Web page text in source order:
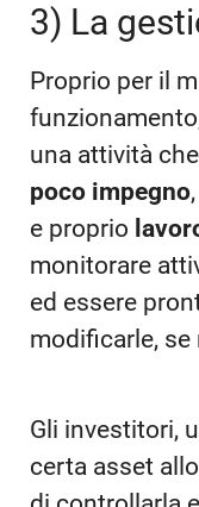
3) La
Proprio per il
una attività
poco impegno,
e proprio
monitorare
ed essere
modificarle, se
Gli investitori,
certa asset